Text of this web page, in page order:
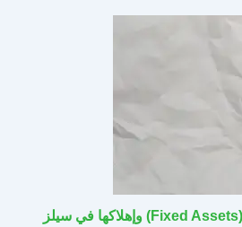
كيف تدير الأصول الثابتة (Fixed Assets) وإهلاكها في سيلز